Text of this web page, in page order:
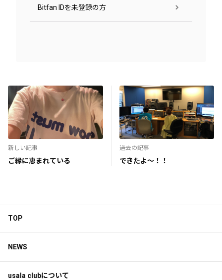
Bitfan IDを未登録の方
新しい記事
ご縁に恵まれている
過去の記事
できたよ〜！！
TOP
NEWS
usala clubについて